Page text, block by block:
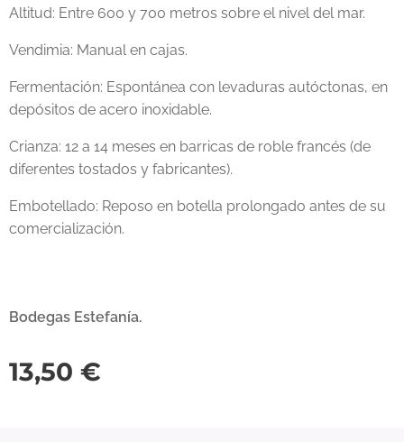
Altitud: Entre 600 y 700 metros sobre el nivel del mar.
Vendimia: Manual en cajas.
Fermentación: Espontánea con levaduras autóctonas, en
depósitos de acero inoxidable.
Crianza: 12 a 14 meses en barricas de roble francés (de
diferentes tostados y fabricantes).
Embotellado: Reposo en botella prolongado antes de su
comercialización.
Bodegas Estefanía.
13,50 €